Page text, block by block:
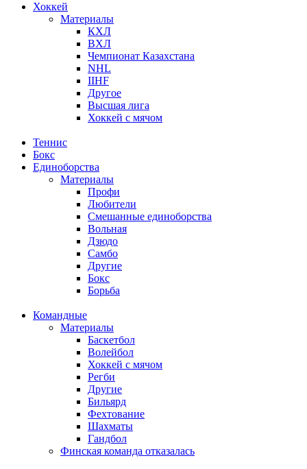
Хоккей
Материалы
КХЛ
ВХЛ
Чемпионат Казахстана
NHL
IIHF
Другое
Высшая лига
Хоккей с мячом
Теннис
Бокс
Единоборства
Материалы
Профи
Любители
Смешанные единоборства
Вольная
Дзюдо
Самбо
Другие
Бокс
Борьба
Командные
Материалы
Баскетбол
Волейбол
Хоккей с мячом
Регби
Другие
Бильярд
Фехтование
Шахматы
Гандбол
Финская команда отказалась